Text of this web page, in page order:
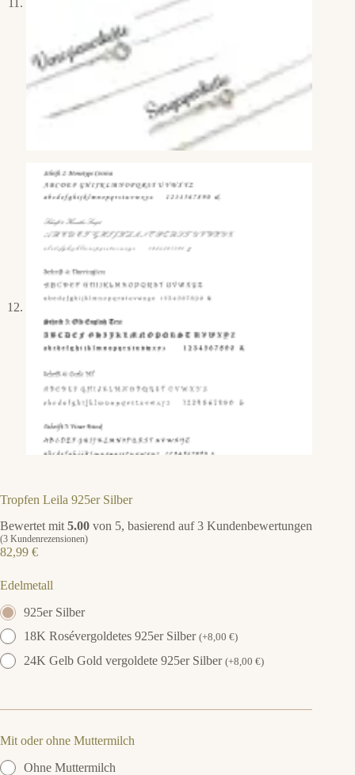
Tropfen Leila 925er Silber
Bewertet mit 5.00 von 5, basierend auf3 Kundenbewertungen
(3 Kundenrezensionen)
82,99 €
Edelmetall
925er Silber
18K Rosévergoldetes 925er Silber (+8,00 €)
24K Gelb Gold vergoldete 925er Silber (+8,00 €)
Mit oder ohne Muttermilch
Ohne Muttermilch